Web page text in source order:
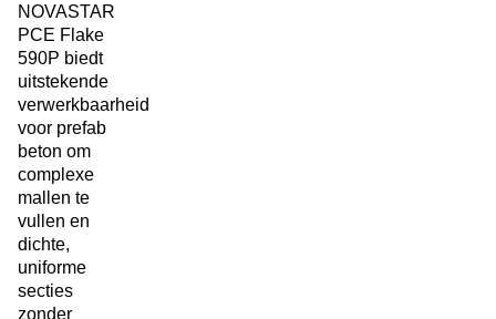
NOVASTAR
PCE Flake
590P biedt
uitstekende
verwerkbaarheid
voor prefab
beton om
complexe
mallen te
vullen en
dichte,
uniforme
secties
zonder